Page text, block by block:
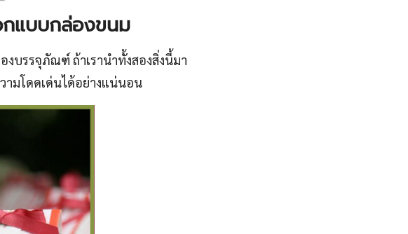
กแบบกล่องขนม
งบรรจุภัณฑ์ ถ้าเรานำทั้งสองสิ่งนี้มา
ามโดดเด่นได้อย่างแน่นอน